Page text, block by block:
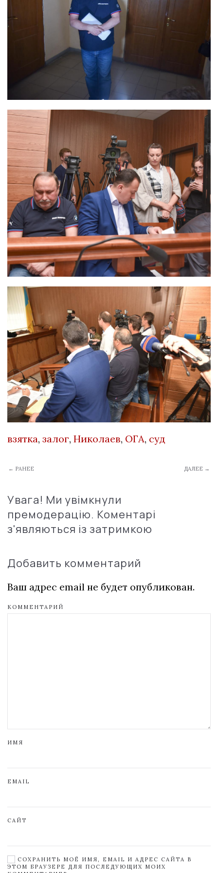
взятка, залог, Николаев, ОГА, суд
← РАНЕЕ ДАЛЕЕ →
Увага! Ми увімкнули
премодерацію. Коментарі
з'являються із затримкою
Добавить комментарий
Ваш адрес email не будет опубликован.
КОММЕНТАРИЙ
ИМЯ
EMAIL
САЙТ
СОХРАНИТЬ МОЁ ИМЯ, EMAIL И АДРЕС САЙТА В
ЭТОМ БРАУЗЕРЕ ДЛЯ ПОСЛЕДУЮЩИХ МОИХ